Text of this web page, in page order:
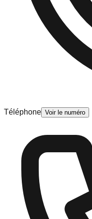
Téléphone Voir le numéro